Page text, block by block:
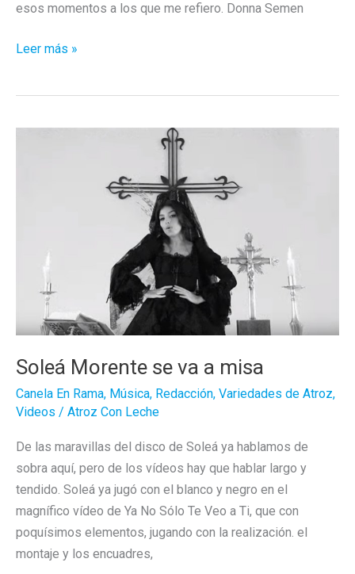
esos momentos a los que me refiero. Donna Semen
Las
Leer más »
Soleá Morente se va a misa
Canela En Rama, Música, Redacción, Variedades de Atroz,
Videos / Atroz Con Leche
De las maravillas del disco de Soleá ya hablamos de
sobra aquí, pero de los vídeos hay que hablar largo y
tendido. Soleá ya jugó con el blanco y negro en el
magnífico vídeo de Ya No Sólo Te Veo a Ti, que con
poquísimos elementos, jugando con la realización. el
montaje y los encuadres,